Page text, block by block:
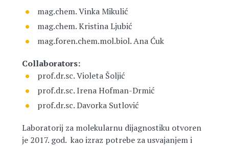
mag.chem. Vinka Mikulić
mag.chem. Kristina Ljubić
mag.foren.chem.mol.biol. Ana Ćuk
Collaborators:
prof.dr.sc. Violeta Šoljić
prof.dr.sc. Irena Hofman-Drmić
prof.dr.sc. Davorka Sutlović
Laboratorij za molekularnu dijagnostiku otvoren
je 2017. god. kao izraz potrebe za usvajanjem i